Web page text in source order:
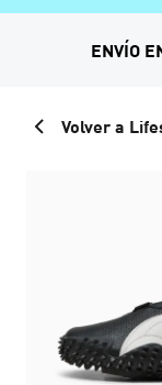
ENVÍO
Volver a